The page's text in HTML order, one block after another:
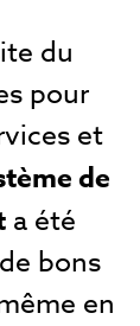
du
pour
et
de
a été
bons
en